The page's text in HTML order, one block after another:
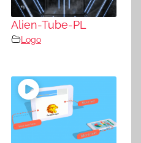
Alien-Tube-PL
Logo